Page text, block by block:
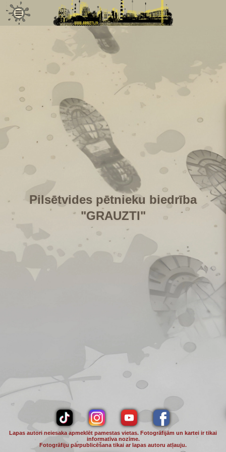
Kontakti
Pilsētvides pētnieku biedrība
"GRAUZTI"
Lapas autori neiesaka apmeklēt pamestas vietas. Fotogrāfijām un kartei ir tikai
informatīva nozīme.
Fotogrāfiju pārpublicēšana tikai ar lapas autoru atļauju.